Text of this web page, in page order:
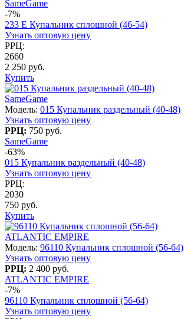
SameGame
-7%
233 E Купальник сплошной (46-54)
Узнать оптовую цену
РРЦ:
2660
2 250 руб.
Купить
SameGame
Модель: 015 Купальник раздельный (40-48)
Узнать оптовую цену
РРЦ: 750 руб.
SameGame
-63%
015 Купальник раздельный (40-48)
Узнать оптовую цену
РРЦ:
2030
750 руб.
Купить
ATLANTIC EMPIRE
Модель: 96110 Купальник сплошной (56-64)
Узнать оптовую цену
РРЦ: 2 400 руб.
ATLANTIC EMPIRE
-7%
96110 Купальник сплошной (56-64)
Узнать оптовую цену